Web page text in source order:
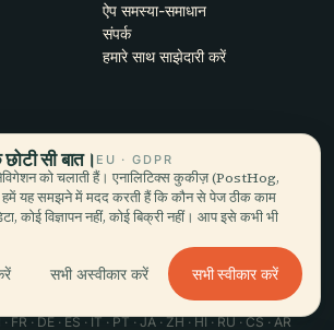
ऐप समस्या-समाधान
संपर्क
हमारे साथ साझेदारी करें
में बना, सफ़र पर और बादलों में
FR · DE · ES · IT · PT · JA · ZH · HI · RU · CS · AR
सी बात। EU · GDPR
को चलाती हैं। एनालिटिक्स कुकीज़ (PostHog,
यह समझने में मदद करती हैं कि कौन से पेज ठीक काम
कोई विज्ञापन नहीं, कोई बिक्री नहीं। आप इसे कभी भी
सभी अस्वीकार करें सभी स्वीकार करें